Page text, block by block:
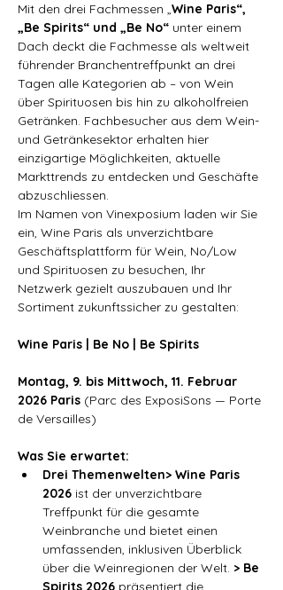
Mit den drei Fachmessen „Wine Paris“,
„Be Spirits“ und „Be No“ unter einem
Dach deckt die Fachmesse als weltweit
führender Branchentreffpunkt an drei
Tagen alle Kategorien ab – von Wein
über Spirituosen bis hin zu alkoholfreien
Getränken. Fachbesucher aus dem Wein-
und Getränkesektor erhalten hier
einzigartige Möglichkeiten, aktuelle
Markttrends zu entdecken und Geschäfte
abzuschliessen.
Im Namen von Vinexposium laden wir Sie
ein, Wine Paris als unverzichtbare
Geschäftsplattform für Wein, No/Low
und Spirituosen zu besuchen, Ihr
Netzwerk gezielt auszubauen und Ihr
Sortiment zukunftssicher zu gestalten:
Wine Paris | Be No | Be Spirits
Montag, 9. bis Mittwoch, 11. Februar
2026 Paris (Parc des ExposiSons — Porte
de Versailles)
Was Sie erwartet:
Drei Themenwelten> Wine Paris
2026 ist der unverzichtbare
Treffpunkt für die gesamte
Weinbranche und bietet einen
umfassenden, inklusiven Überblick
über die Weinregionen der Welt. > Be
Spirits 2026 präsentiert die